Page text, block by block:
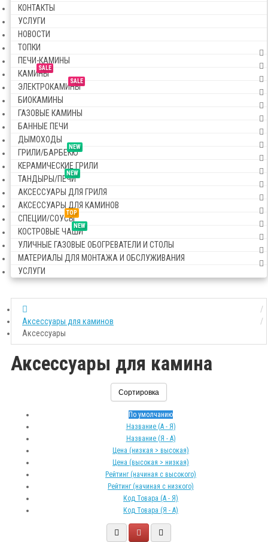
КОНТАКТЫ
УСЛУГИ
НОВОСТИ
ТОПКИ
ПЕЧИ-КАМИНЫ
SALE
КАМИНЫ
SALE
ЭЛЕКТРОКАМИНЫ
БИОКАМИНЫ
ГАЗОВЫЕ КАМИНЫ
БАННЫЕ ПЕЧИ
ДЫМОХОДЫ
NEW
ГРИЛИ/БАРБЕКЮ
КЕРАМИЧЕСКИЕ ГРИЛИ
NEW
ТАНДЫРЫ/ПЕЧИ
АКСЕССУАРЫ ДЛЯ ГРИЛЯ
АКСЕССУАРЫ ДЛЯ КАМИНОВ
TOP
СПЕЦИИ/СОУСЫ
NEW
КОСТРОВЫЕ ЧАШИ
УЛИЧНЫЕ ГАЗОВЫЕ ОБОГРЕВАТЕЛИ И СТОЛЫ
МАТЕРИАЛЫ ДЛЯ МОНТАЖА И ОБСЛУЖИВАНИЯ
УСЛУГИ
Аксессуары для каминов
Аксессуары
Аксессуары для камина
Сортировка
По умолчанию
Название (А - Я)
Название (Я - А)
Цена (низкая > высокая)
Цена (высокая > низкая)
Рейтинг (начиная с высокого)
Рейтинг (начиная с низкого)
Код Товара (А - Я)
Код Товара (Я - А)